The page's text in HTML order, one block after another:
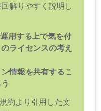
解りやすく説明し
用する上で気を付
ライセンスの考え
情報を共有するこ
約より引用した文